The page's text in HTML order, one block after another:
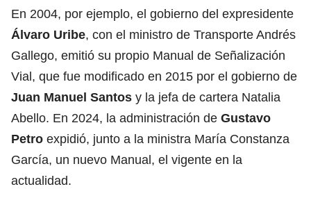
En 2004, por ejemplo, el gobierno del expresidente
Álvaro Uribe, con el ministro de Transporte Andrés
Gallego, emitió su propio Manual de Señalización
Vial, que fue modificado en 2015 por el gobierno de
Juan Manuel Santos y la jefa de cartera Natalia
Abello. En 2024, la administración de Gustavo
Petro expidió, junto a la ministra María Constanza
García, un nuevo Manual, el vigente en la
actualidad.